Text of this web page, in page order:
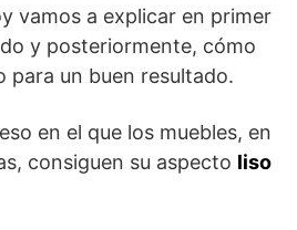
vamos a explicar en primer
y posteriormente, cómo
para un buen resultado.
en el que los muebles, en
consiguen su aspecto liso